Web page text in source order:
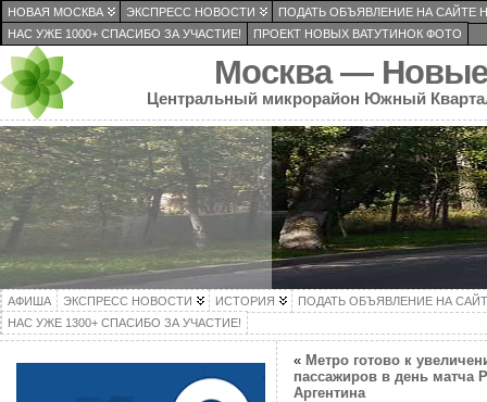
НОВАЯ МОСКВА ЭКСПРЕСС НОВОСТИ
ПОДАТЬ ОБЪЯВЛЕНИЕ НА САЙТЕ
НАС УЖЕ 1000+ СПАСИБО ЗА УЧАСТИЕ!
ПРОЕКТ НОВЫХ ВАТУТИНОК ФОТО
Москва — Новые
Центральный микрорайон Южный
АФИША ЭКСПРЕСС НОВОСТИ ИСТОРИЯ
ПОДАТЬ ОБЪЯВЛЕНИЕ НА
НАС УЖЕ 1300+ СПАСИБО ЗА УЧАСТИЕ!
« Метро готово к
пассажиров в день матча
Аргентина